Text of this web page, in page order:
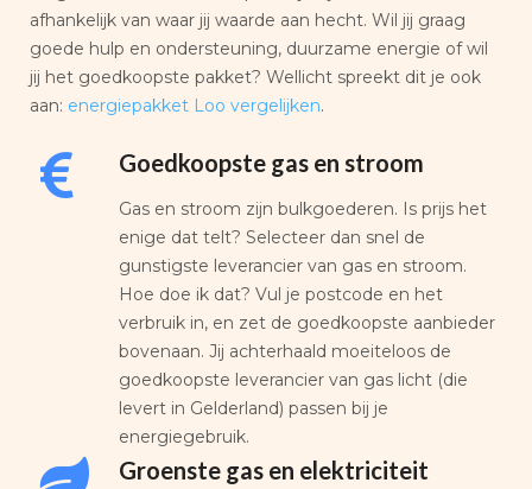
afhankelijk van waar jij waarde aan hecht. Wil jij graag
goede hulp en ondersteuning, duurzame energie of wil
jij het goedkoopste pakket? Wellicht spreekt dit je ook
aan: energiepakket Loo vergelijken.
Goedkoopste gas en stroom
Gas en stroom zijn bulkgoederen. Is prijs het
enige dat telt? Selecteer dan snel de
gunstigste leverancier van gas en stroom.
Hoe doe ik dat? Vul je postcode en het
verbruik in, en zet de goedkoopste aanbieder
bovenaan. Jij achterhaald moeiteloos de
goedkoopste leverancier van gas licht (die
levert in Gelderland) passen bij je
energiegebruik.
Groenste gas en elektriciteit